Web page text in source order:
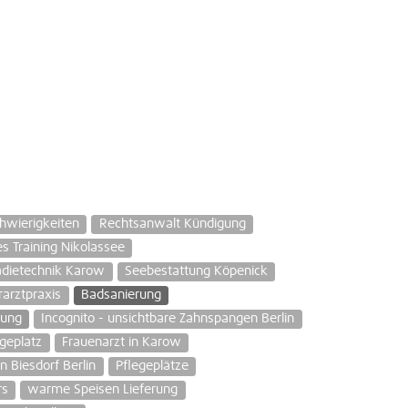
Rechtsanwalt Kündigung
Training Nikolassee
Karow
Seebestattung Köpenick
Badsanierung
Incognito - unsichtbare Zahnspangen Berlin
Frauenarzt in Karow
Biesdorf Berlin
Pflegeplätze
warme Speisen Lieferung